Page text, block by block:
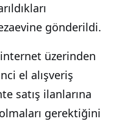
gönderildi.
üzerinden
el alışveriş
satış ilanlarına
gerektiğini